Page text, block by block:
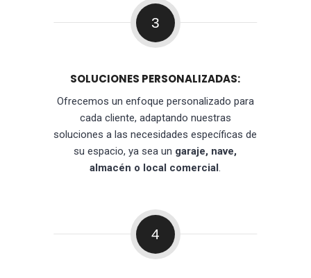
3
SOLUCIONES PERSONALIZADAS:
Ofrecemos un enfoque personalizado para
cada cliente, adaptando nuestras
soluciones a las necesidades específicas de
su espacio, ya sea un garaje, nave,
almacén o local comercial.
4